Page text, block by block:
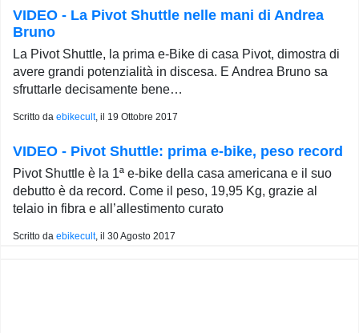
DI
EBIKECULT
CONTATTI
PRIVACY
POLICY
VIDEO - La Pivot Shuttle nelle mani di Andrea
Bruno
La Pivot Shuttle, la prima e-Bike di casa Pivot, dimostra di
avere grandi potenzialità in discesa. E Andrea Bruno sa
sfruttarle decisamente bene…
Scritto da ebikecult, il 19 Ottobre 2017
VIDEO - Pivot Shuttle: prima e-bike, peso record
Pivot Shuttle è la 1ª e-bike della casa americana e il suo
debutto è da record. Come il peso, 19,95 Kg, grazie al
telaio in fibra e all’allestimento curato
Scritto da ebikecult, il 30 Agosto 2017